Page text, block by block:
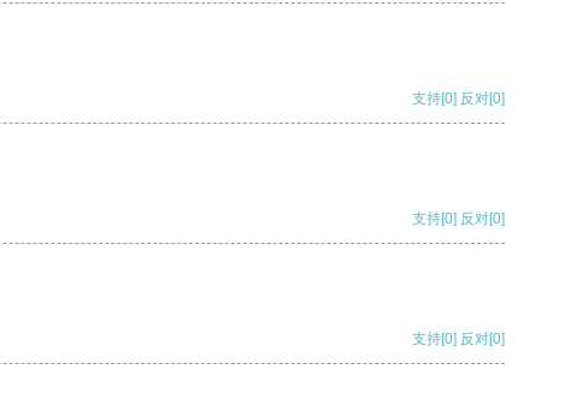
支持[0] 反对[0]
支持[0] 反对[0]
支持[0] 反对[0]